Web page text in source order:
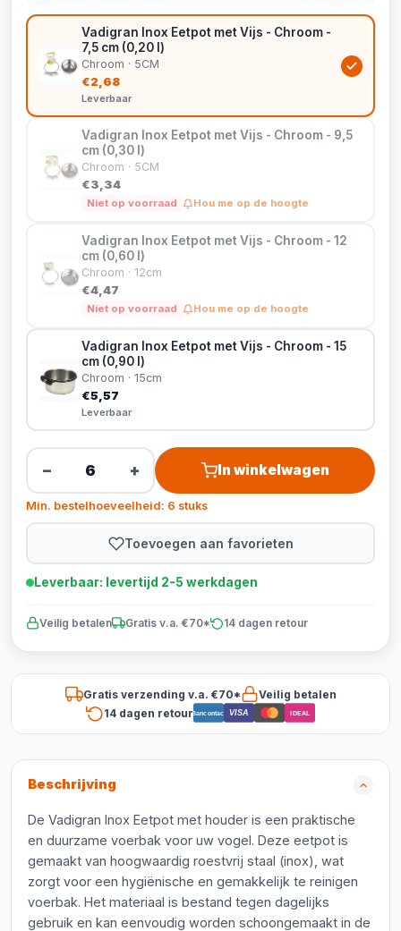
Vadigran Inox Eetpot met Vijs - Chroom -
7,5 cm (0,20 l)
Chroom · 5CM
€2,68
Leverbaar
Vadigran Inox Eetpot met Vijs - Chroom - 9,5
cm (0,30 l)
Chroom · 5CM
€3,34
Niet op voorraad Hou me op de hoogte
Vadigran Inox Eetpot met Vijs - Chroom - 12
cm (0,60 l)
Chroom · 12cm
€4,47
Niet op voorraad Hou me op de hoogte
Vadigran Inox Eetpot met Vijs - Chroom - 15
cm (0,90 l)
Chroom · 15cm
€5,57
Leverbaar
− + In winkelwagen
Min. bestelhoeveelheid: 6 stuks
Toevoegen aan favorieten
Leverbaar: levertijd 2-5 werkdagen
Veilig betalen Gratis v.a. €70* 14 dagen retour
Gratis verzending v.a. €70*
Veilig betalen
14 dagen retourBancontact VISA iDEAL
Beschrijving
De Vadigran Inox Eetpot met houder is een praktische
en duurzame voerbak voor uw vogel. Deze eetpot is
gemaakt van hoogwaardig roestvrij staal (inox), wat
zorgt voor een hygiënische en gemakkelijk te reinigen
voerbak. Het materiaal is bestand tegen dagelijks
gebruik en kan eenvoudig worden schoongemaakt in de